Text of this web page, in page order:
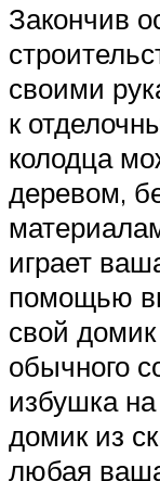
Закончив
своими
к
колодца
деревом,
играет
помощью
свой
обычного
избушка
домик из
любая